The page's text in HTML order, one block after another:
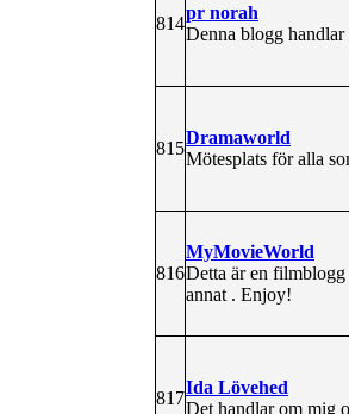
814
pr norah
Denna blogg
815
Dramaworld
Mötesplats för alla
816
MyMovieWorld
Detta är en filmblogg
annat . Enjoy!
817
Ida Lövehed
Det handlar om mig